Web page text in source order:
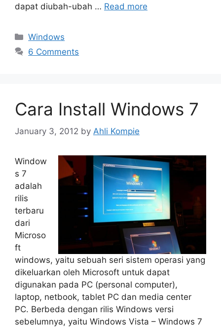
dapat diubah-ubah … Read more
Categories
Windows
6 Comments
Cara Install Windows 7
January 3, 2012 by Ahli Kompie
Window
s 7
adalah
rilis
terbaru
dari
Microso
ft
windows, yaitu sebuah seri sistem operasi yang
dikeluarkan oleh Microsoft untuk dapat
digunakan pada PC (personal computer),
laptop, netbook, tablet PC dan media center
PC. Berbeda dengan rilis Windows versi
sebelumnya, yaitu Windows Vista – Windows 7